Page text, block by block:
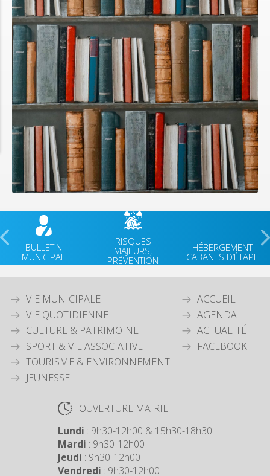
BULLETIN
MUNICIPAL
RISQUES
MAJEURS,
PRÉVENTION
HÉBERGEMENT
CABANES D’ÉTAPE
VIE MUNICIPALE
VIE QUOTIDIENNE
CULTURE & PATRIMOINE
SPORT & VIE ASSOCIATIVE
TOURISME & ENVIRONNEMENT
JEUNESSE
ACCUEIL
AGENDA
ACTUALITÉ
FACEBOOK
OUVERTURE MAIRIE
Lundi : 9h30-12h00 & 15h30-18h30
Mardi : 9h30-12h00
Jeudi : 9h30-12h00
Vendredi : 9h30-12h00